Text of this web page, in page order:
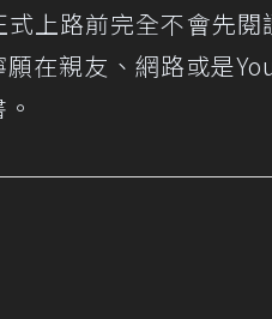
上路前完全不會先
在親友、網路或是